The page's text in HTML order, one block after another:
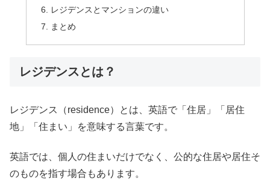
レジデンスとマンションの違い
まとめ
レジデンスとは？
レジデンス（residence）とは、英語で「住居」「居住
地」「住まい」を意味する言葉です。
英語では、個人の住まいだけでなく、公的な住居や居住そ
のものを指す場合もあります。